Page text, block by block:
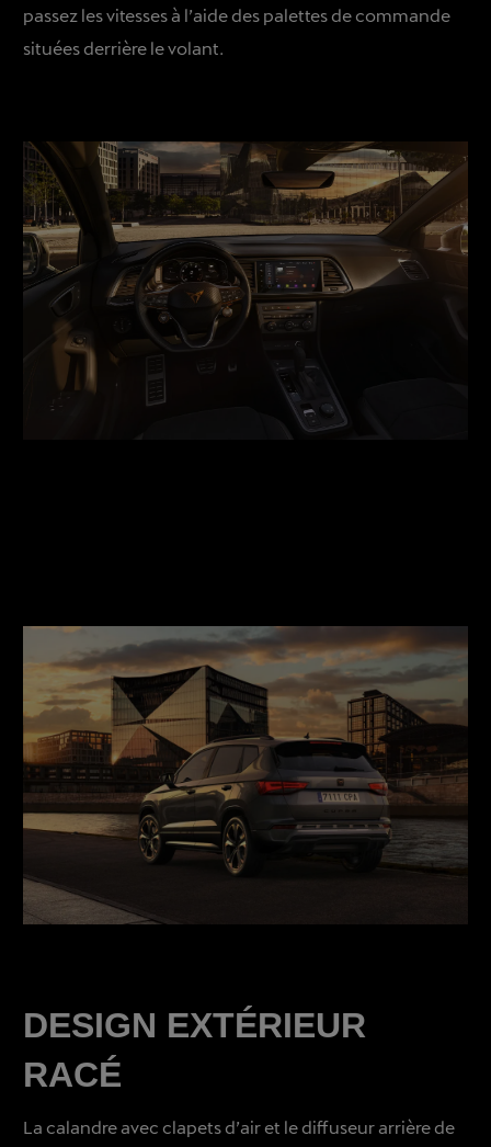
passez les vitesses à l’aide des palettes de commande
situées derrière le volant.
DESIGN EXTÉRIEUR
RACÉ
La calandre avec clapets d’air et le diffuseur arrière de